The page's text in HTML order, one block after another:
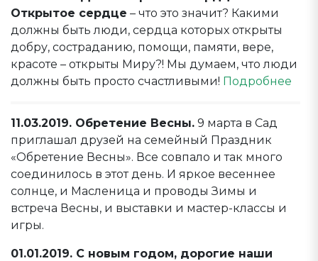
Открытое сердце – что это значит? Какими
должны быть люди, сердца которых открыты
добру, состраданию, помощи, памяти, вере,
красоте – открыты Миру?! Мы думаем, что люди
должны быть просто счастливыми! Подробнее
11.03.2019. Обретение Весны. 9 марта в Сад
приглашал друзей на семейный Праздник
«Обретение Весны». Все совпало и так много
соединилось в этот день. И яркое весеннее
солнце, и Масленица и проводы Зимы и
встреча Весны, и выставки и мастер-классы и
игры.
01.01.2019. С новым годом, дорогие наши